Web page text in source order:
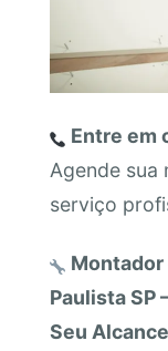
Entre em
Agende sua
serviço
Montador
Paulista SP
Seu